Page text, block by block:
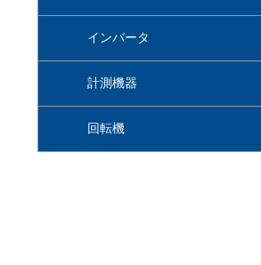
インバータ
計測機器
回転機